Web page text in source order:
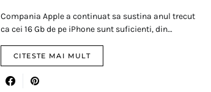
Compania Apple a continuat sa sustina anul trecut
ca cei 16 Gb de pe iPhone sunt suficienti, din…
CITESTE MAI MULT